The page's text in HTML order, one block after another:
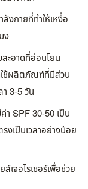
งกายที่ทำให้เหงื่อ
ง
ะอาดที่อ่อนโยน
ใช้ผลิตภัณฑ์ที่มีส่วน
3-5 วัน
SPF 30-50 เป็น
งเป็นเวลาอย่างน้อย
เจอไรเซอร์เพื่อช่วย